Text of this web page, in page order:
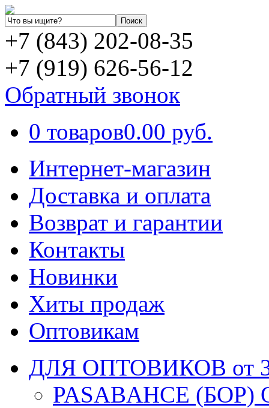
+7 (843) 202-08-35
+7 (919) 626-56-12
Обратный звонок
0 товаров0.00 руб.
Интернет-магазин
Доставка и оплата
Возврат и гарантии
Контакты
Новинки
Хиты продаж
Оптовикам
ДЛЯ ОПТОВИКОВ от
PASABAHCE (БОР)